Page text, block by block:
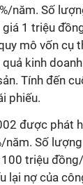
năm. Số
1 triệu
mô vốn cụ
quả kinh
Tính đến
phiếu.
được phát
năm. Số
triệu
lại nợ của